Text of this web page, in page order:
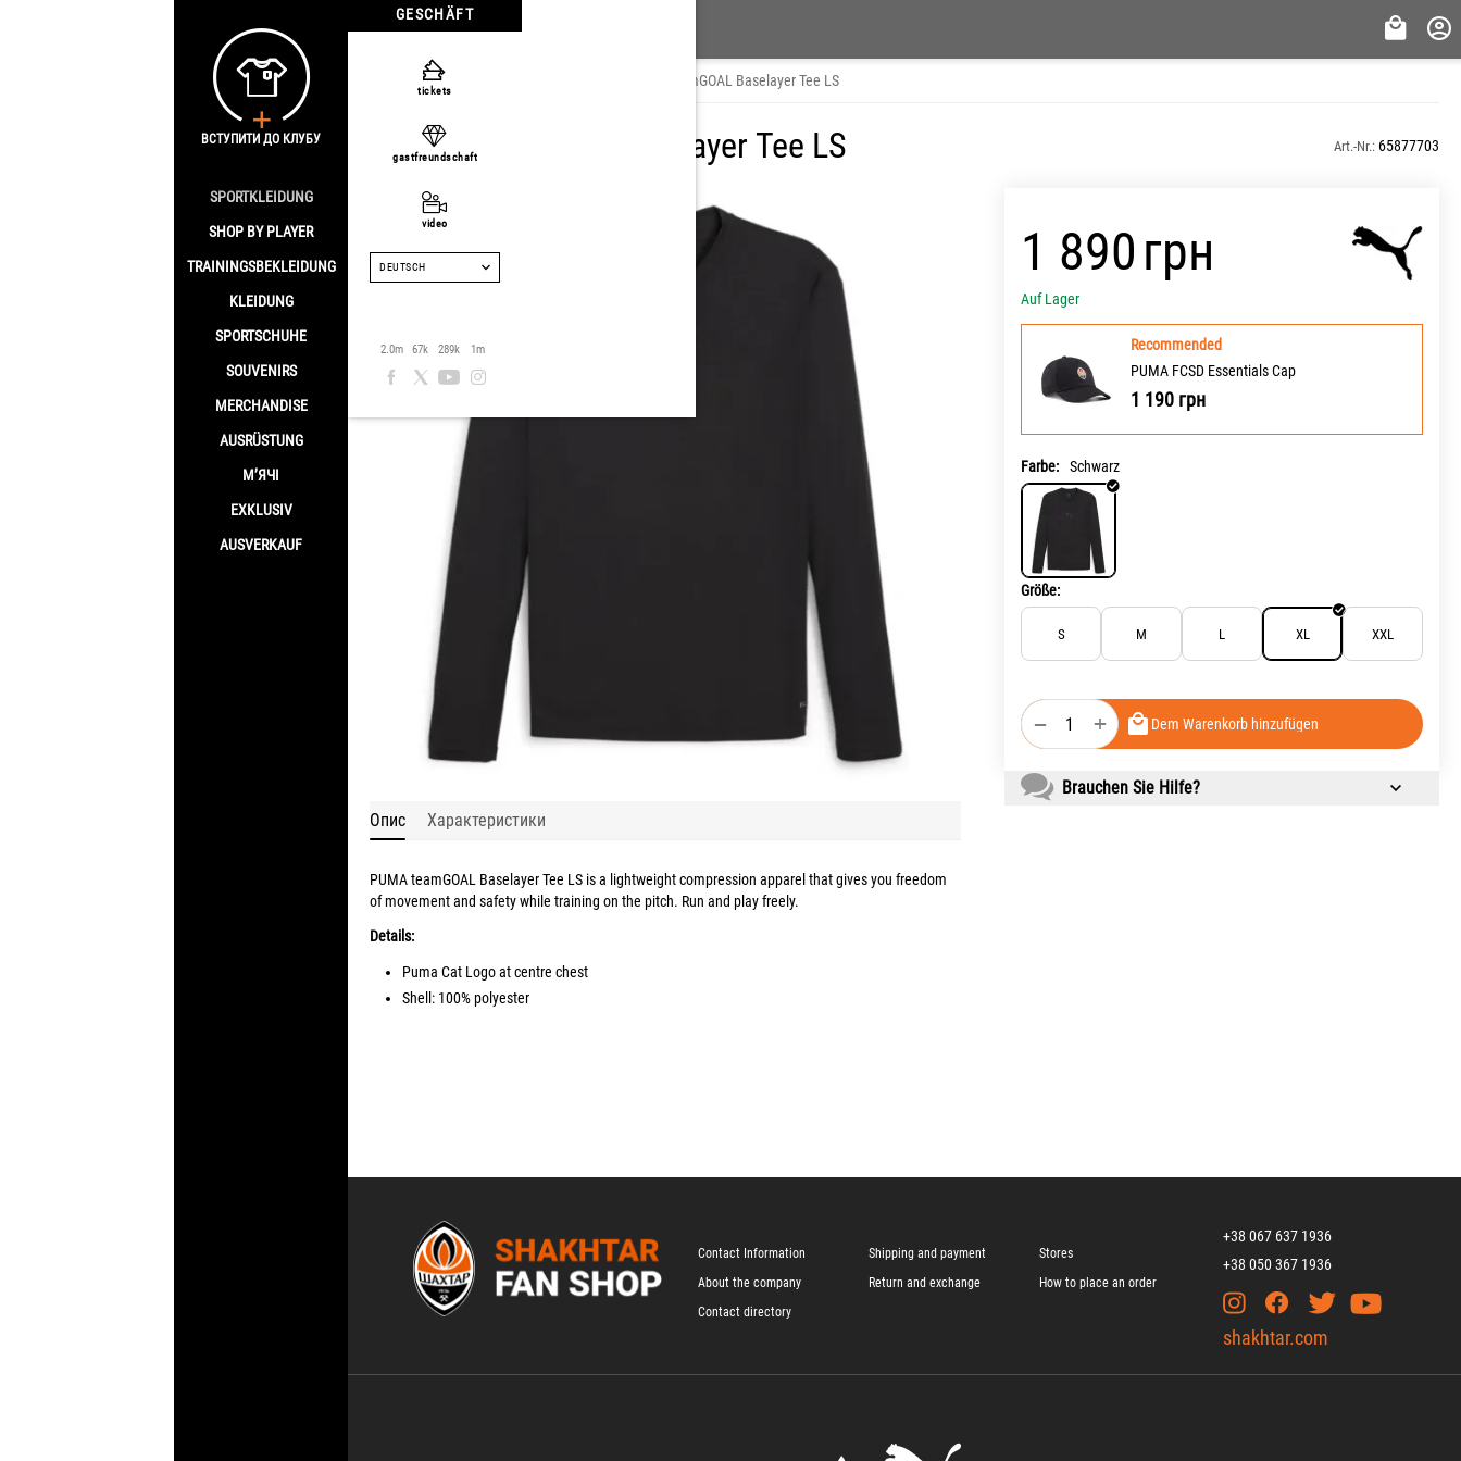
GESCHÄFT
SPORTKLEIDUNG
SHOP BY PLAYER
TRAININGSBEKLEIDUNG
KLEIDUNG
SPORTSCHUHE
SOUVENIRS
MERCHANDISE
AUSRÜSTUNG
М’ЯЧІ
EXKLUSIV
AUSVERKAUF
tickets
gastfreundschaft
video
DEUTSCH
2.0m 67k 289k 1m
ВСТУПИТИ ДО КЛУБУ
Homepage PUMA teamGOAL Baselayer Tee LS
PUMA teamGOAL Baselayer Tee LS Art.-Nr.: 65877703
‍1 890‍грн
Auf Lager
Recommended
PUMA FCSD Essentials Cap
1 190 грн
Farbe: Schwarz
Größe:
S M L XL XXL
+
− Dem Warenkorb hinzufügen
Brauchen Sie Hilfe?
Опис
Характеристики
PUMA teamGOAL Baselayer Tee LS is a lightweight compression apparel that gives you freedom
of movement and safety while training on the pitch. Run and play freely.
Details:
Puma Cat Logo at centre chest
Shell: 100% polyester
Contact Information
About the company
Contact directory
Shipping and payment
Return and exchange
Stores
How to place an order
+38 067 637 1936
+38 050 367 1936
shakhtar.com